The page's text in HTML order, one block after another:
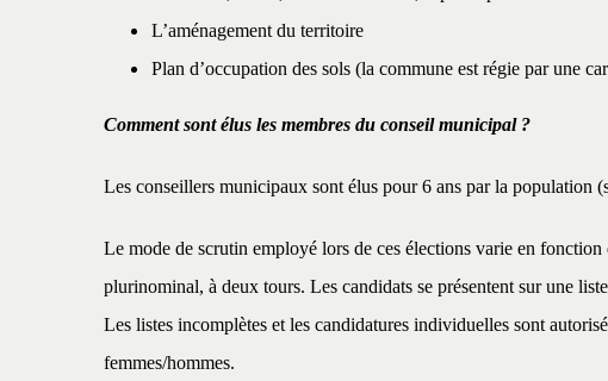
L’aménagement du territoire
Plan d’occupation des sols (la commune est régie par une
Comment sont élus les membres du conseil municipal ?
Les conseillers municipaux sont élus pour 6 ans par la population
Le mode de scrutin employé lors de ces élections varie en
plurinominal, à deux tours. Les candidats se présentent sur une
Les listes incomplètes et les candidatures individuelles sont
femmes/hommes.